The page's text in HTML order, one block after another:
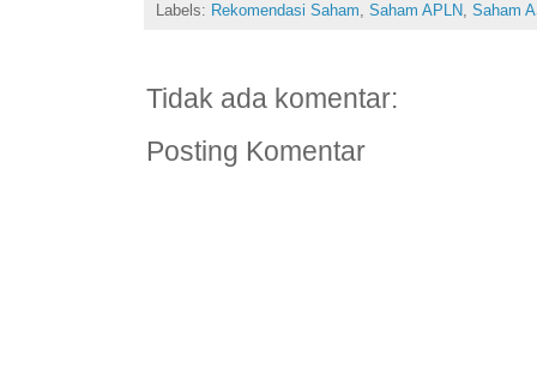
Labels: Rekomendasi Saham, Saham APLN, Saham
Tidak ada komentar:
Posting Komentar